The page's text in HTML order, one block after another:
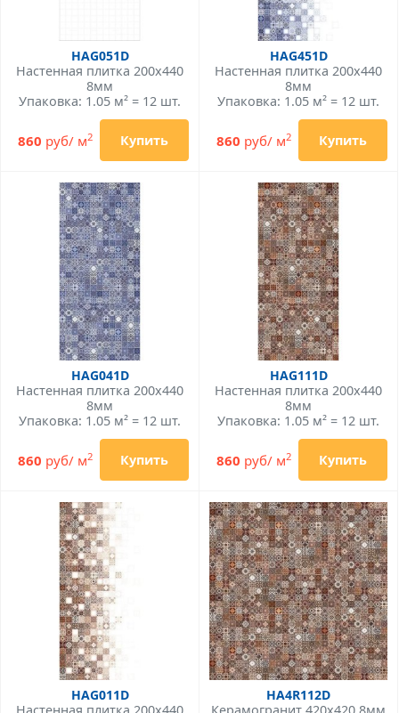
HAG051D
Настенная плитка 200x440
8мм
Упаковка: 1.05 м² = 12 шт.
860 руб/ м2 Купить
HAG451D
Настенная плитка 200x440
8мм
Упаковка: 1.05 м² = 12 шт.
860 руб/ м2 Купить
HAG041D
Настенная плитка 200x440
8мм
Упаковка: 1.05 м² = 12 шт.
860 руб/ м2 Купить
HAG111D
Настенная плитка 200x440
8мм
Упаковка: 1.05 м² = 12 шт.
860 руб/ м2 Купить
HAG011D
HA4R112D